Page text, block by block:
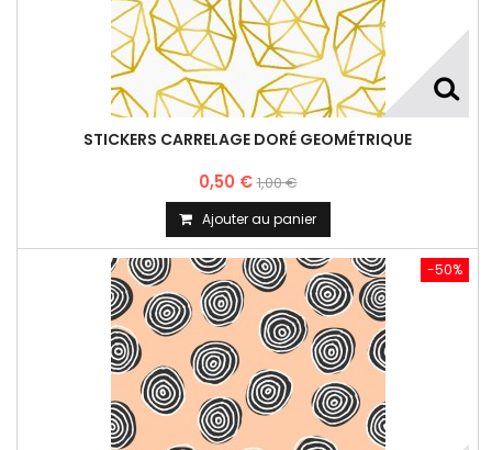
STICKERS CARRELAGE DORÉ GEOMÉTRIQUE
0,50 €1,00 €
Ajouter au panier
-50%